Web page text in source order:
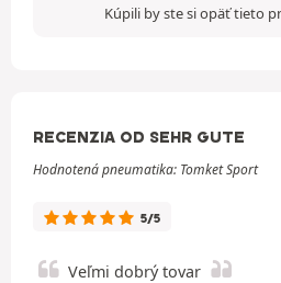
Kúpili by ste si opäť tieto
RECENZIA OD SEHR GUTE
Hodnotená pneumatika: Tomket Sport
5/5
Veľmi dobrý tovar